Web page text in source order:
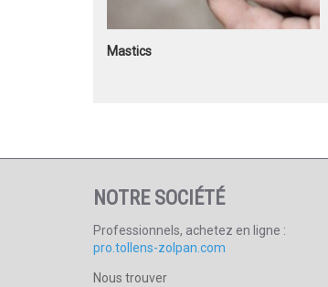
Mastics
NOTRE SOCIÉTÉ
Professionnels, achetez en ligne :
pro.tollens-zolpan.com
Nous trouver